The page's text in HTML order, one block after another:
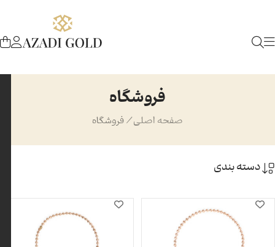
فروشگاه
صفحه اصلی/فروشگاه
دسته بندی